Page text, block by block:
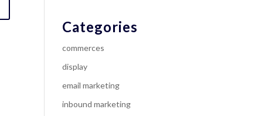
Categories
commerces
display
email marketing
inbound marketing